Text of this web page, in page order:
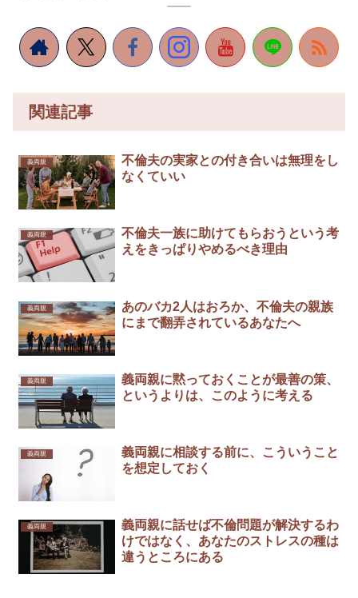
関連記事
義両親
不倫夫の実家との付き合いは無理をし
なくていい
義両親
不倫夫一族に助けてもらおうという考
えをきっぱりやめるべき理由
義両親
あのバカ2人はおろか、不倫夫の親族
にまで翻弄されているあなたへ
義両親
義両親に黙っておくことが最善の策、
というよりは、このように考える
義両親
義両親に相談する前に、こういうこと
を想定しておく
義両親
義両親に話せば不倫問題が解決するわ
けではなく、あなたのストレスの種は
違うところにある